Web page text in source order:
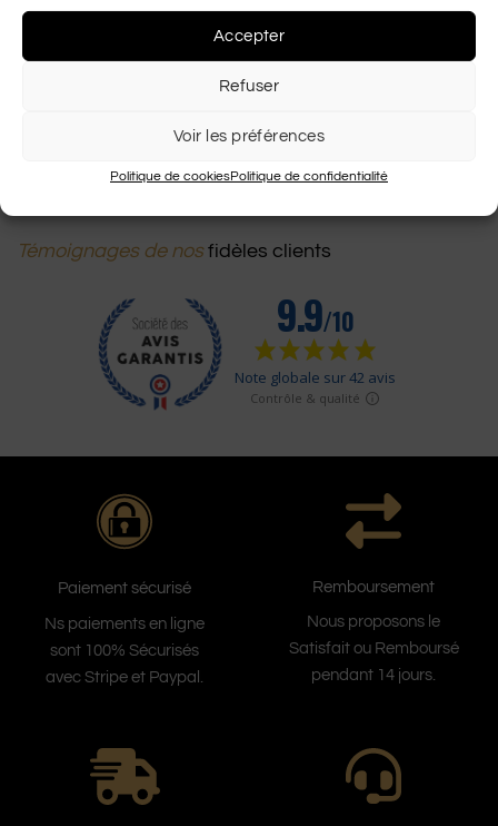
Accepter
Refuser
Voir les préférences
Politique de cookiesPolitique de confidentialité
Type de monture : Percée
Matière des verres: Organique bleus
Ajouter au panier
Témoignages de nosfidèles clients
Paiement sécurisé
Ns paiements en ligne
sont 100% Sécurisés
avec Stripe et Paypal.
Remboursement
Nous proposons le
Satisfait ou Remboursé
pendant 14 jours.